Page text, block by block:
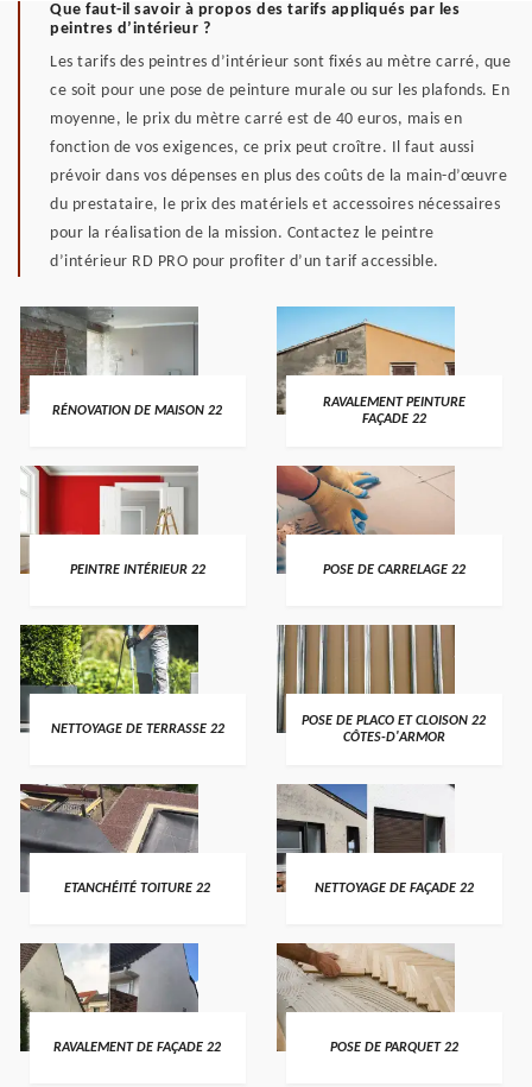
Que faut-il savoir à propos des tarifs appliqués par les
peintres d’intérieur ?
Les tarifs des peintres d’intérieur sont fixés au mètre carré, que
ce soit pour une pose de peinture murale ou sur les plafonds. En
moyenne, le prix du mètre carré est de 40 euros, mais en
fonction de vos exigences, ce prix peut croître. Il faut aussi
prévoir dans vos dépenses en plus des coûts de la main-d’œuvre
du prestataire, le prix des matériels et accessoires nécessaires
pour la réalisation de la mission. Contactez le peintre
d’intérieur RD PRO pour profiter d’un tarif accessible.
RÉNOVATION DE MAISON 22
RAVALEMENT PEINTURE
FAÇADE 22
PEINTRE INTÉRIEUR 22 POSE DE CARRELAGE 22
NETTOYAGE DE TERRASSE 22
POSE DE PLACO ET CLOISON 22
CÔTES-D'ARMOR
ETANCHÉITÉ TOITURE 22 NETTOYAGE DE FAÇADE 22
RAVALEMENT DE FAÇADE 22 POSE DE PARQUET 22